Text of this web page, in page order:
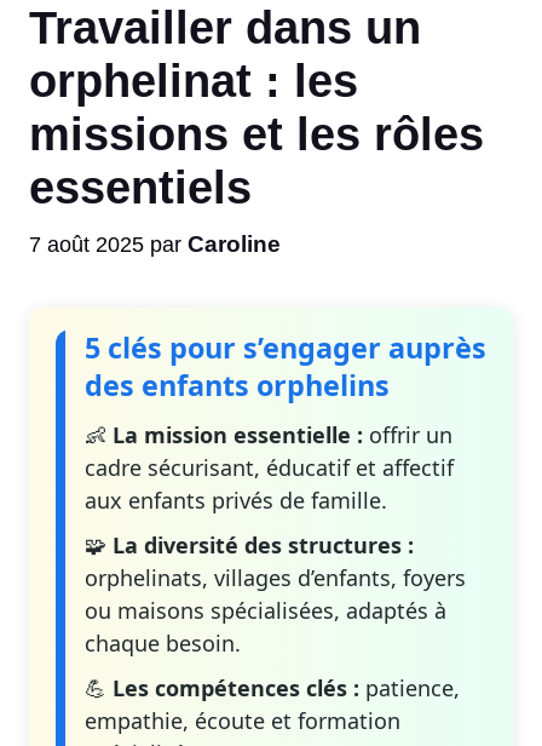
Travailler dans un
orphelinat : les
missions et les rôles
essentiels
7 août 2025 par Caroline
5 clés pour s’engager auprès
des enfants orphelins
👶 La mission essentielle : offrir un
cadre sécurisant, éducatif et affectif
aux enfants privés de famille.
🧩 La diversité des structures :
orphelinats, villages d’enfants, foyers
ou maisons spécialisées, adaptés à
chaque besoin.
💪 Les compétences clés : patience,
empathie, écoute et formation